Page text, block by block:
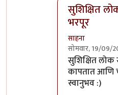
सुशिक्षित
भरपूर
साहना
सोमवार, 19/09/
In reply to
सुशिक्षित लोक
कापतात आणि
स्वानुभव :)